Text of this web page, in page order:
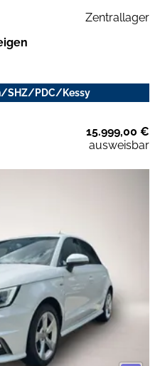
Zentrallager
SHZ/PDC/Kessy
15.999,00 €
ausweisbar